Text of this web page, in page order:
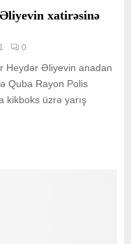
xatirəsinə
0
Heydər Əliyevin anadan
Quba Rayon Polis
kikboks üzrə yarış